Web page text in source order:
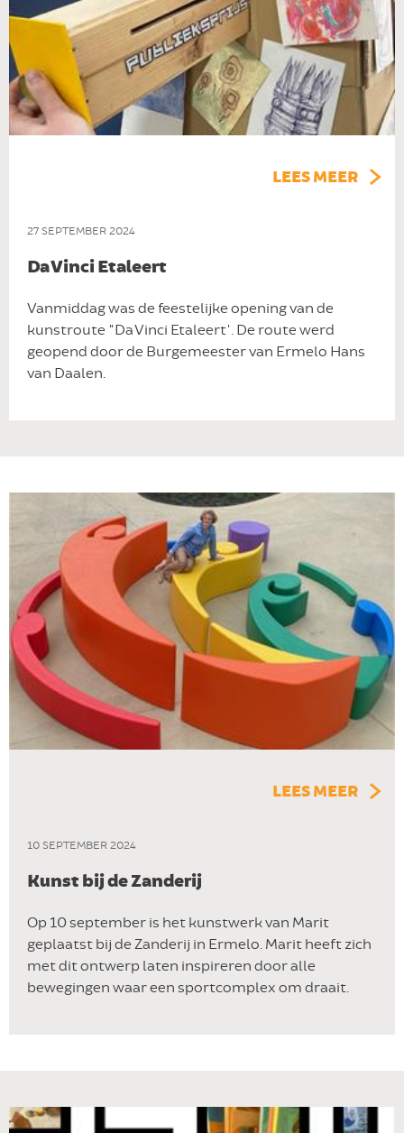
27 SEPTEMBER 2024
Da Vinci Etaleert
Vanmiddag was de feestelijke opening van de
kunstroute "Da Vinci Etaleert'. De route werd
geopend door de Burgemeester van Ermelo Hans
van Daalen.
LEES MEER
10 SEPTEMBER 2024
Kunst bij de Zanderij
Op 10 september is het kunstwerk van Marit
geplaatst bij de Zanderij in Ermelo. Marit heeft zich
met dit ontwerp laten inspireren door alle
bewegingen waar een sportcomplex om draait.
LEES MEER